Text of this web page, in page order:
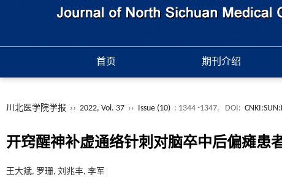
首页 期刊介绍
川北医学院学报 ›› 2022, Vol. 37 ›› Issue (10) : 1344 -1347. DOI:
开窍醒神补虚通络针刺对脑卒中后偏瘫患
王大斌, 罗珊, 刘兆丰, 李军